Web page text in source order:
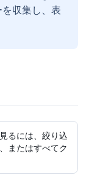
収集し、表
るには、絞り込
またはすべてク